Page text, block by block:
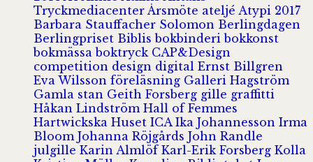
Tryckmediacenter Årsmöte ateljé Atypi 2017
Barbara Stauffacher Solomon Berlingdagen
Berlingpriset Biblisbokbinderibokkonst
bokmässaboktryck CAP&Design
competition design digital Ernst Billgren
Eva Wilsson föreläsning Galleri Hagström
Gamla stan Geith Forsberg gille graffitti
Håkan Lindström Hall of Femmes
Hartwickska Huset ICA Ika Johannesson Irma
Bloom Johanna Röjgårds John Randle
julgille Karin Almlöf Karl-Erik Forsberg Kolla